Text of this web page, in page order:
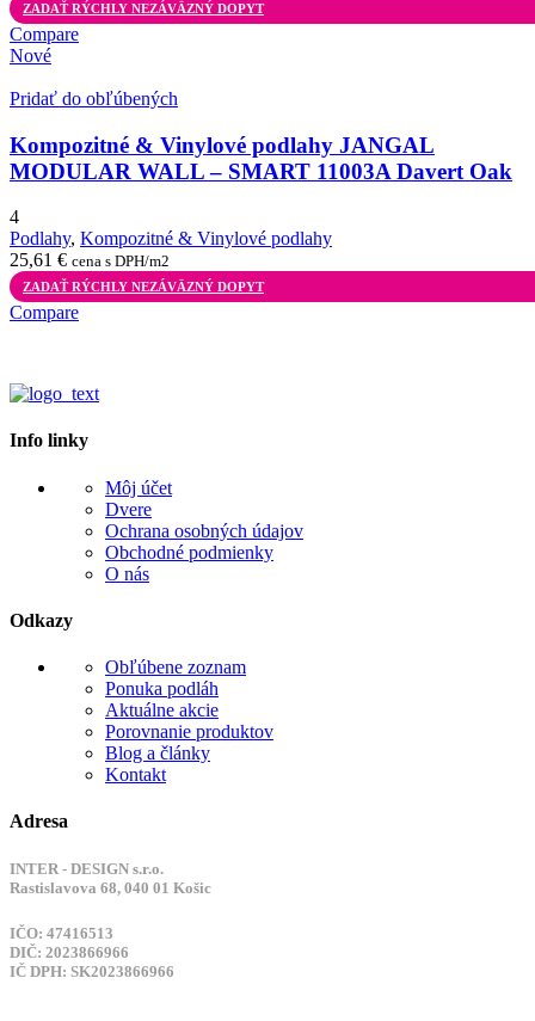
ZADAŤ RÝCHLY NEZÁVÄZNÝ DOPYT
Compare
Nové
Pridať do obľúbených
Kompozitné & Vinylové podlahy JANGAL
MODULAR WALL – SMART 11003A Davert Oak
4
Podlahy, Kompozitné & Vinylové podlahy
25,61 € cena s DPH/m2
ZADAŤ RÝCHLY NEZÁVÄZNÝ DOPYT
Compare
Info linky
Môj účet
Dvere
Ochrana osobných údajov
Obchodné podmienky
O nás
Odkazy
Obľúbene zoznam
Ponuka podláh
Aktuálne akcie
Porovnanie produktov
Blog a články
Kontakt
Adresa
INTER - DESIGN s.r.o.
Rastislavova 68, 040 01 Košic
IČO: 47416513
DIČ: 2023866966
IČ DPH: SK2023866966